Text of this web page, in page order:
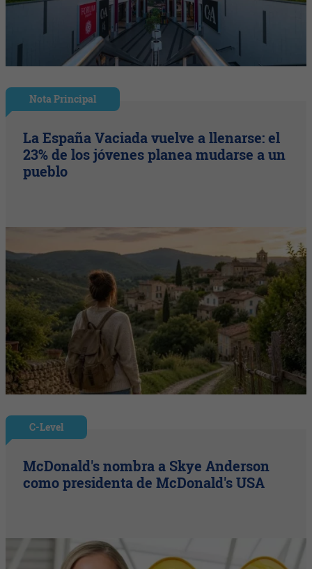
Nota Principal
La España Vaciada vuelve a llenarse: el
23% de los jóvenes planea mudarse a un
pueblo
C-Level
McDonald's nombra a Skye Anderson
como presidenta de McDonald's USA